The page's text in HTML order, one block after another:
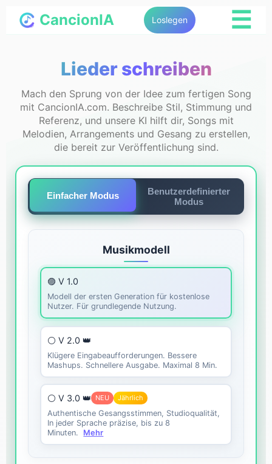
CancionIA Loslegen ☰
Lieder schreiben
Mach den Sprung von der Idee zum fertigen Song
mit CancionIA.com. Beschreibe Stil, Stimmung und
Referenz, und unsere KI hilft dir, Songs mit
Melodien, Arrangements und Gesang zu erstellen,
die bereit zur Veröffentlichung sind.
Einfacher Modus
Benutzerdefinierter
Modus
Musikmodell
🟣 V 1.0
Modell der ersten Generation für kostenlose
Nutzer. Für grundlegende Nutzung.
⚪ V 2.0 👑
Klügere Eingabeaufforderungen. Bessere
Mashups. Schnellere Ausgabe. Maximal 8 Min.
⚪ V 3.0 👑 NEU Jährlich
Authentische Gesangsstimmen, Studioqualität,
In jeder Sprache präzise, bis zu 8
Minuten.
Mehr